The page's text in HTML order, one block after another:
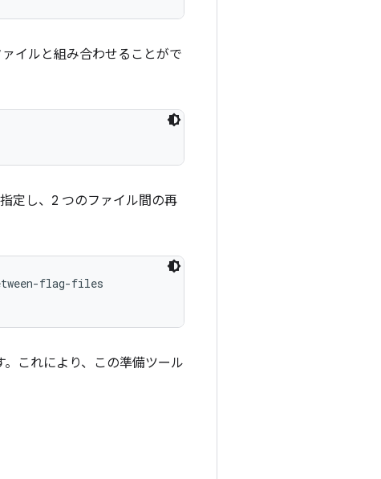
イルと組み合わせることがで
定し、2 つのファイル間の再
flag-files
これにより、この準備ツール